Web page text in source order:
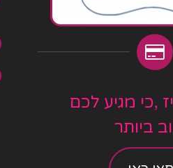
,כי מגיע לכם
ביותר